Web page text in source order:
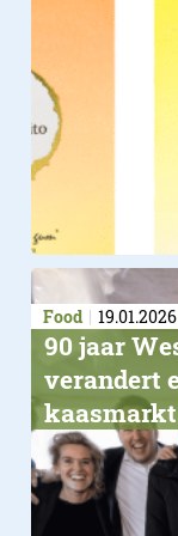
Food 19.01.2026
90 jaar
verandert
kaasmarkt